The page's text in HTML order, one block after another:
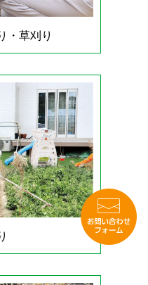
・草刈り